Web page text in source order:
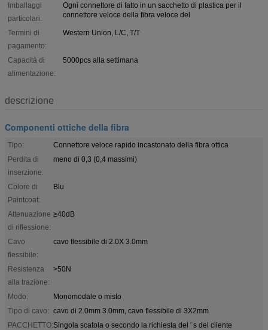
Imballaggi
particolari:
Ogni connettore di fatto in un sacchetto di plastica per il
connettore veloce della fibra veloce del
Termini di
pagamento:
Western Union, L/C, T/T
Capacità di
alimentazione:
5000pcs alla settimana
descrizione
Componenti ottiche della fibra
Tipo:
Connettore veloce rapido incastonato della fibra ottica
Perdita di
inserzione:
meno di 0,3 (0,4 massimi)
Colore di
Paintcoat:
Blu
Attenuazione
di riflessione:
≥40dB
Cavo
flessibile:
cavo flessibile di 2.0X 3.0mm
Resistenza
alla trazione:
>50N
Modo:
Monomodale o misto
Tipo di cavo: cavo di 2.0mm 3.0mm, cavo flessibile di 3X2mm
PACCHETTO:Singola scatola o secondo la richiesta del ′ s del cliente